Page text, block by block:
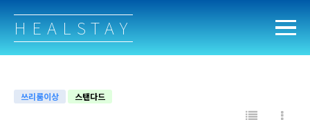
HEALSTAY
쓰리룸이상 스탠다드